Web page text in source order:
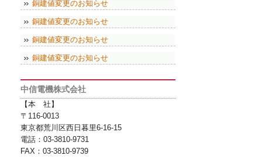
銅建値変更のお知らせ
銅建値変更のお知らせ
銅建値変更のお知らせ
銅建値変更のお知らせ
中信電機株式会社
【本 社】
〒116-0013
東京都荒川区西日暮里6-16-15
電話：03-3810-9731
FAX：03-3810-9739